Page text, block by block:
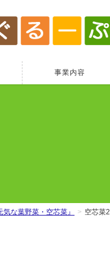
事業内容
な葉野菜・空芯菜』 空芯菜2